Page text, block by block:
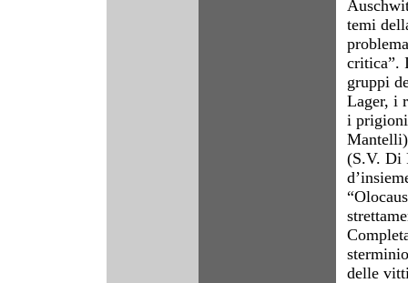
temi
critica”.
gruppi
Lager, i
i
(S.V. Di
delle